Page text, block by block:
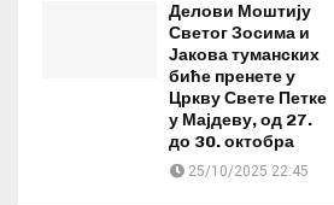
Делови Моштију
Светог Зосима и
Јакова туманских
биће пренете у
Цркву Свете Петке
у Мајдеву, од 27.
до 30. октобра
25/10/2025 22:45